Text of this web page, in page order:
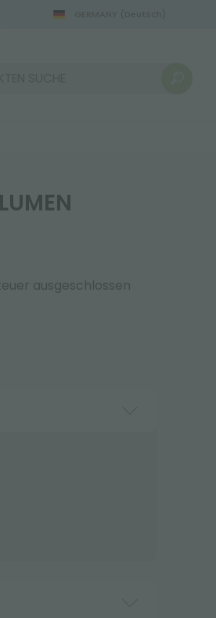
ausgeschlossen